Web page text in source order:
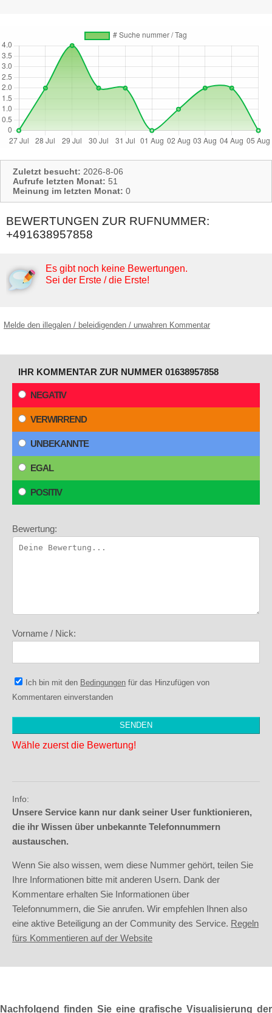
Zuletzt besucht: 2026-8-06
Aufrufe letzten Monat: 51
Meinung im letzten Monat: 0
BEWERTUNGEN ZUR RUFNUMMER:
+491638957858
Es gibt noch keine Bewertungen.
Sei der Erste / die Erste!
Melde den illegalen / beleidigenden / unwahren Kommentar
IHR KOMMENTAR ZUR NUMMER 01638957858
NEGATIV
VERWIRREND
UNBEKANNTE
EGAL
POSITIV
Bewertung:
Vorname / Nick:
Ich bin mit den Bedingungen für das Hinzufügen von
Kommentaren einverstanden
Wähle zuerst die Bewertung!
Info:
Unsere Service kann nur dank seiner User funktionieren,
die ihr Wissen über unbekannte Telefonnummern
austauschen.
Wenn Sie also wissen, wem diese Nummer gehört, teilen Sie
Ihre Informationen bitte mit anderen Usern. Dank der
Kommentare erhalten Sie Informationen über
Telefonnummern, die Sie anrufen. Wir empfehlen Ihnen also
eine aktive Beteiligung an der Community des Service. Regeln
fürs Kommentieren auf der Website
Nachfolgend finden Sie eine grafische Visualisierung der